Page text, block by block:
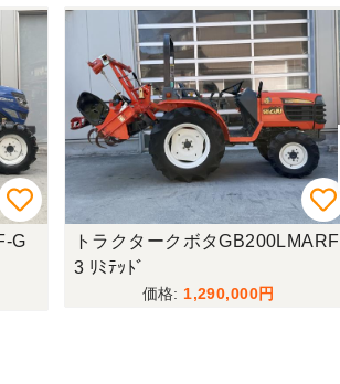
トラクタークボタKL27FQBMAR
F6
1,950,000